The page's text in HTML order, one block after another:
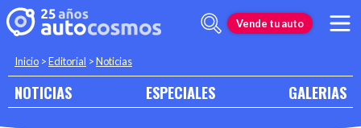
Vende tu auto
Inicio >Editorial >Noticias
NOTICIAS ESPECIALES GALERIAS